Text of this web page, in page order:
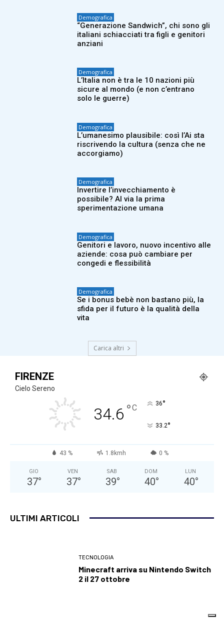
Demografica
“Generazione Sandwich”, chi sono gli
italiani schiacciati tra figli e genitori
anziani
Demografica
L’Italia non è tra le 10 nazioni più
sicure al mondo (e non c’entrano
solo le guerre)
Demografica
L’umanesimo plausibile: così l’Ai sta
riscrivendo la cultura (senza che ne
accorgiamo)
Demografica
Invertire l’invecchiamento è
possibile? Al via la prima
sperimentazione umana
Demografica
Genitori e lavoro, nuovo incentivo alle
aziende: cosa può cambiare per
congedi e flessibilità
Demografica
Se i bonus bebè non bastano più, la
sfida per il futuro è la qualità della
vita
Carica altri
FIRENZE
Cielo Sereno
34.6 °C 36°
33.2°
43 % 1.8kmh 0 %
GIO
37°
VEN
37°
SAB
39°
DOM
40°
LUN
40°
ULTIMI ARTICOLI
TECNOLOGIA
Minecraft arriva su Nintendo Switch
2 il 27 ottobre